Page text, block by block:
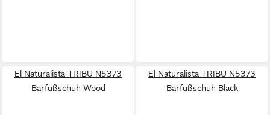
El Naturalista TRIBU N5373
Barfußschuh Wood
El Naturalista TRIBU N5373
Barfußschuh Black